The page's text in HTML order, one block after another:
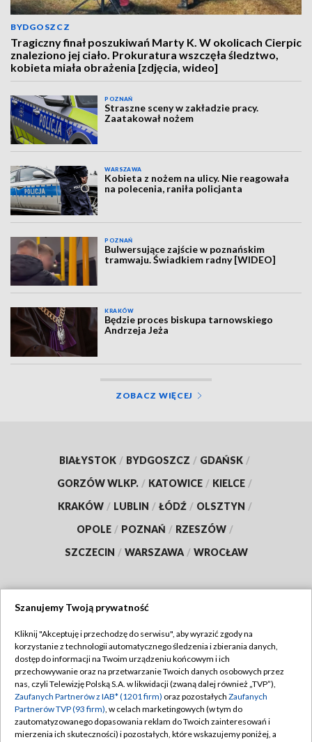
BYDGOSZCZ
Tragiczny finał poszukiwań Marty K. W okolicach Cierpic
znaleziono jej ciało. Prokuratura wszczęła śledztwo,
kobieta miała obrażenia [zdjęcia, wideo]
POZNAŃ
Straszne sceny w zakładzie pracy.
Zaatakował nożem
WARSZAWA
Kobieta z nożem na ulicy. Nie reagowała
na polecenia, raniła policjanta
POZNAŃ
Bulwersujące zajście w poznańskim
tramwaju. Świadkiem radny [WIDEO]
KRAKÓW
Będzie proces biskupa tarnowskiego
Andrzeja Jeża
ZOBACZ WIĘCEJ
BIAŁYSTOK / BYDGOSZCZ / GDAŃSK /
GORZÓW WLKP. / KATOWICE / KIELCE /
KRAKÓW / LUBLIN / ŁÓDŹ / OLSZTYN /
OPOLE / POZNAŃ / RZESZÓW /
SZCZECIN / WARSZAWA / WROCŁAW
TVP
Abonament TVP
Emisja w TVP
Centrum informacji TVP
Naziemna Telewizja Cyfrowa
Regulamin TVP
Polityka prywatności
Moje zgody
Szanujemy Twoją prywatność
Kliknij "Akceptuję i przechodzę do serwisu", aby wyrazić zgody na
korzystanie z technologii automatycznego śledzenia i zbierania danych,
dostęp do informacji na Twoim urządzeniu końcowym i ich
przechowywanie oraz na przetwarzanie Twoich danych osobowych przez
nas, czyli Telewizję Polską S.A. w likwidacji (zwaną dalej również „TVP”),
Zaufanych Partnerów z IAB* (1201 firm) oraz pozostałych Zaufanych
Partnerów TVP (93 firm), w celach marketingowych (w tym do
zautomatyzowanego dopasowania reklam do Twoich zainteresowań i
mierzenia ich skuteczności) i pozostałych, które wskazujemy poniżej, a